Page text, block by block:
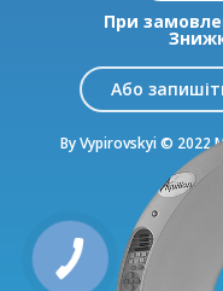
При
Або
By Vypirovskyi © 2022